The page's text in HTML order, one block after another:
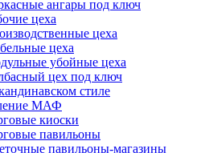
ангары под ключ
цеха
цеха
цеха
убойные цеха
цех под ключ
стиле
МАФ
киоски
павильоны
павильоны-магазины